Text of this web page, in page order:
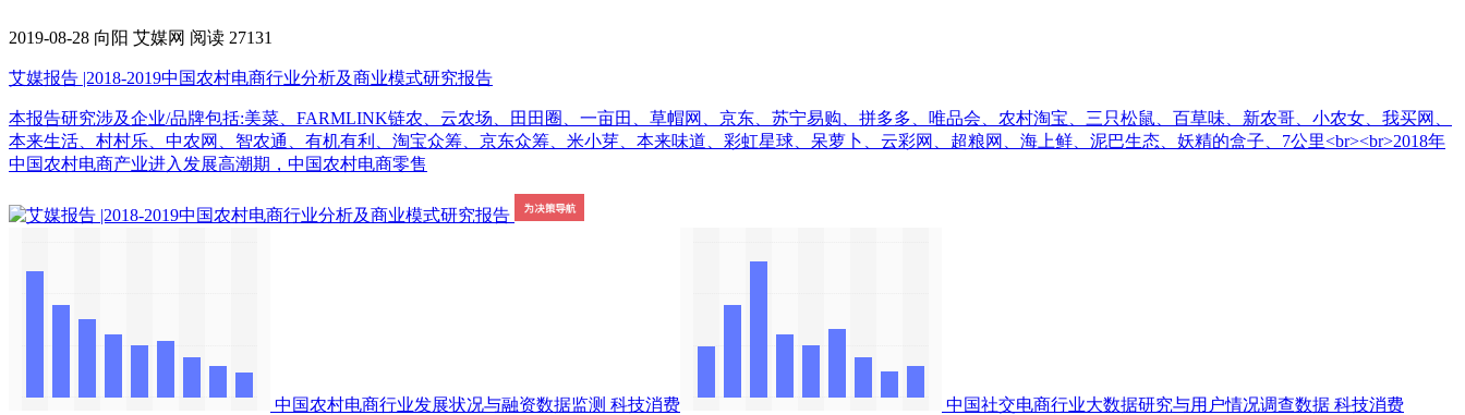
2019-08-28 向阳 艾媒网 阅读 27131
艾媒报告 |2018-2019中国农村电商行业分析及商业模式研究报告
本报告研究涉及企业/品牌包括:美菜、FARMLINK链农、云农场、田田圈、一亩田、草帽网、京东、苏宁易购、拼多多、唯品会、农村淘宝、三只松鼠、百草味、新农哥、小农女、我买网、
本来生活、村村乐、中农网、智农通、有机有利、淘宝众筹、京东众筹、米小芽、本来味道、彩虹星球、呆萝卜、云彩网、超粮网、海上鲜、泥巴生态、妖精的盒子、7公里<br><br>2018年
中国农村电商产业进入发展高潮期，中国农村电商零售
中国农村电商行业发展状况与融资数据监测 科技消费 中国社交电商行业大数据研究与用户情况调查数据 科技消费